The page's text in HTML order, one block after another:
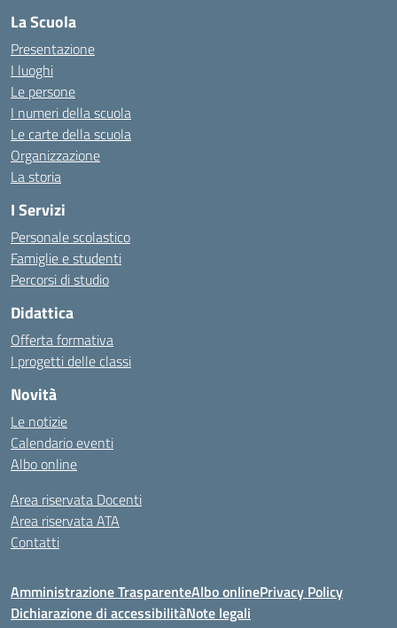
La Scuola
Presentazione
I luoghi
Le persone
I numeri della scuola
Le carte della scuola
Organizzazione
La storia
I Servizi
Personale scolastico
Famiglie e studenti
Percorsi di studio
Didattica
Offerta formativa
I progetti delle classi
Novità
Le notizie
Calendario eventi
Albo online
Area riservata Docenti
Area riservata ATA
Contatti
Amministrazione TrasparenteAlbo onlinePrivacy Policy
Dichiarazione di accessibilitàNote legali